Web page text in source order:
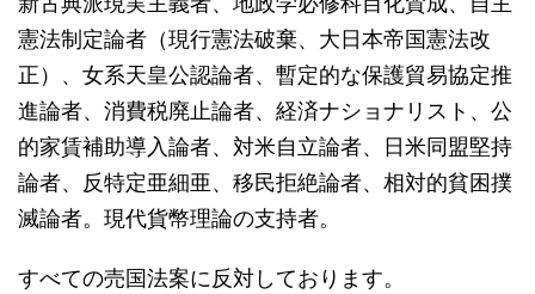
憲法制定論者（現行憲法破棄、大日本帝国憲法改
正）、女系天皇公認論者、暫定的な保護貿易協定推
進論者、消費税廃止論者、経済ナショナリスト、公
的家賃補助導入論者、対米自立論者、日米同盟堅持
論者、反特定亜細亜、移民拒絶論者、相対的貧困撲
滅論者。現代貨幣理論の支持者。
すべての売国法案に反対しております。